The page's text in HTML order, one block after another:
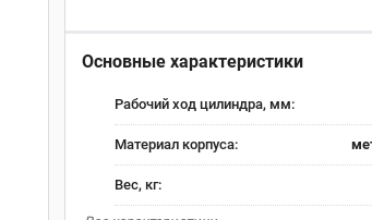
Основные характеристики
Рабочий ход цилиндра, мм:
Материал корпуса:
Вес, кг: